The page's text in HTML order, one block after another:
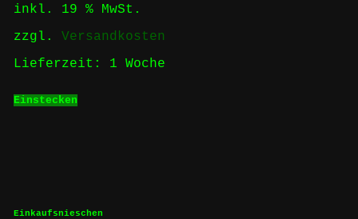
inkl. 19 % MwSt.
zzgl. Versandkosten
Lieferzeit: 1 Woche
Einstecken
Einkaufsnieschen